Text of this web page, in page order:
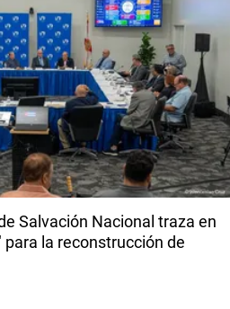
Salvación Nacional traza en
la reconstrucción de